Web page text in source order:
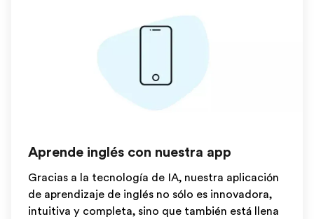
Aprende inglés con nuestra app
Gracias a la tecnología de IA, nuestra aplicación
de aprendizaje de inglés no sólo es innovadora,
intuitiva y completa, sino que también está llena